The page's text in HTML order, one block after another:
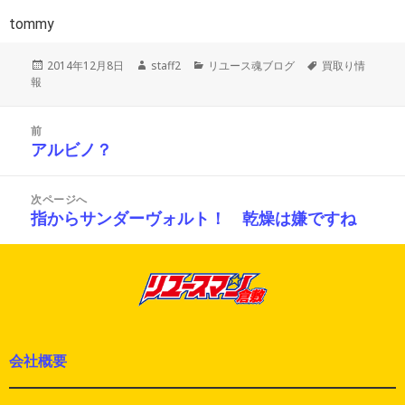
tommy
投
2014年12月8日
作
staff2
カ
リユース魂ブログ
タ
買取り情
報
前
前
投
稿:
アルビノ？
次ページへ
次
の
指からサンダーヴォルト！ 乾燥は嫌ですね
会社概要